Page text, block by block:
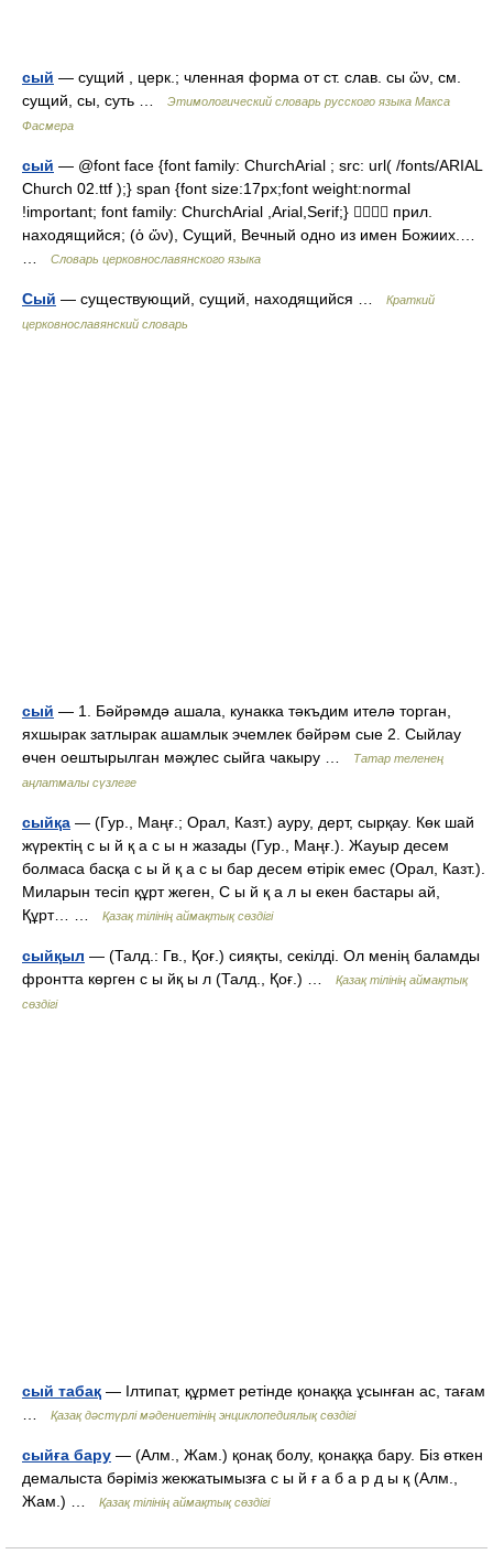
сый — сущий , церк.; членная форма от ст. слав. сы ὤν, см.
сущий, сы, суть …
Этимологический словарь русского языка Макса
Фасмера
сый — @font face {font family: ChurchArial ; src: url( /fonts/ARIAL
Church 02.ttf );} span {font size:17px;font weight:normal
!important; font family: ChurchArial ,Arial,Serif;}  прил.
находящийся; (ὁ ὤν), Сущий, Вечный одно из имен Божиих.…
Словарь церковнославянского языка
Сый — существующий, сущий, находящийся …
Краткий
церковнославянский словарь
сый — 1. Бәйрәмдә ашала, кунакка тәкъдим ителә торган,
яхшырак затлырак ашамлык эчемлек бәйрәм сые 2. Сыйлау
өчен оештырылган мәҗлес сыйга чакыру …
Татар теленең
аңлатмалы сүзлеге
сыйқа — (Гур., Маңғ.; Орал, Казт.) ауру, дерт, сырқау. Көк шай
жүректің с ы й қ а с ы н жазады (Гур., Маңғ.). Жауыр десем
болмаса басқа с ы й қ а с ы бар десем өтірік емес (Орал, Казт.).
Миларын тесіп құрт жеген, С ы й қ а л ы екен бастары ай,
Құрт… …
Қазақ тілінің аймақтық сөздігі
сыйқыл — (Талд.: Гв., Қоғ.) сияқты, секілді. Ол менің баламды
фронтта көрген с ы йқ ы л (Талд., Қоғ.) …
Қазақ тілінің аймақтық
сөздігі
сый табақ — Ілтипат, құрмет ретінде қонаққа ұсынған ас, тағам
Қазақ дәстүрлі мәдениетінің энциклопедиялық сөздігі
сыйға бару — (Алм., Жам.) қонақ болу, қонаққа бару. Біз өткен
демалыста бәріміз жекжатымызға с ы й ғ а б а р д ы қ (Алм.,
Жам.) …
Қазақ тілінің аймақтық сөздігі